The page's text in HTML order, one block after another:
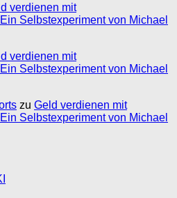
verdienen mit
Selbstexperiment von Michael
verdienen mit
Selbstexperiment von Michael
zu Geld verdienen mit
Selbstexperiment von Michael